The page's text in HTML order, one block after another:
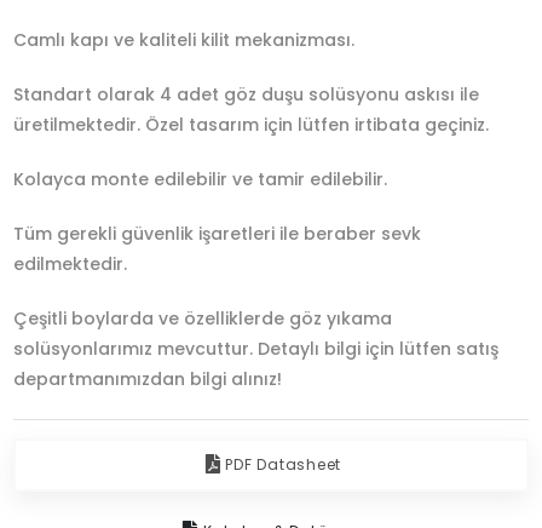
Camlı kapı ve kaliteli kilit mekanizması.
Standart olarak 4 adet göz duşu solüsyonu askısı ile
üretilmektedir. Özel tasarım için lütfen irtibata geçiniz.
Kolayca monte edilebilir ve tamir edilebilir.
Tüm gerekli güvenlik işaretleri ile beraber sevk
edilmektedir.
Çeşitli boylarda ve özelliklerde göz yıkama
solüsyonlarımız mevcuttur. Detaylı bilgi için lütfen satış
departmanımızdan bilgi alınız!
PDF Datasheet